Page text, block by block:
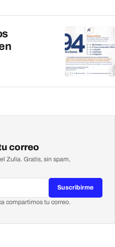
correo
Zulia. Gratis, sin spam,
Suscribirme
compartimos tu correo.